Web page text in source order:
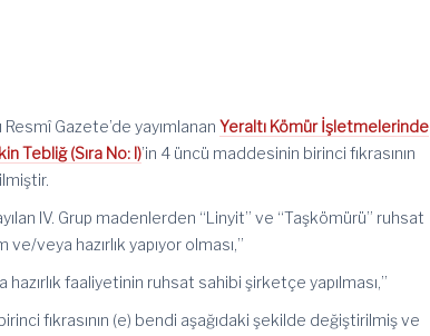
Gazete’de yayımlananYeraltı Kömür İşletmelerinde
Tebliğ (Sıra No: l)’in 4 üncü maddesinin birinci fıkrasının
IV. Grup madenlerden “Linyit” ve “Taşkömürü” ruhsat
veya hazırlık yapıyor olması,”
faaliyetinin ruhsat sahibi şirketçe yapılması,”
fıkrasının (e) bendi aşağıdaki şekilde değiştirilmiş ve